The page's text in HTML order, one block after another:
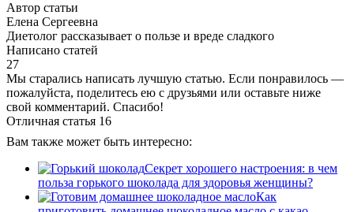
Автор статьи
Елена Сергеевна
Диетолог рассказывает о пользе и вреде сладкого
Написано статей
27
Мы старались написать лучшую статью. Если понравилось —
пожалуйста, поделитесь ею с друзьями или оставьте ниже
свой комментарий. Спасибо!
Отличная статья 16
Вам также может быть интересно:
Секрет хорошего настроения: в чем
польза горького шоколада для здоровья женщины?
Как